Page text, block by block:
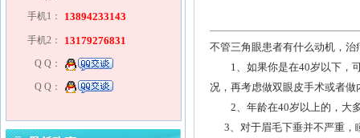
手机1：
13894233143
手机2： 13179276831
Q Q：
Q Q：
不管三角眼患者有什么动机，
1、如果你是在40岁以下，可
况，再考虑做双眼皮手术或者
2、年龄在40岁以上的，大多
3、对于眉毛下垂并不严重，